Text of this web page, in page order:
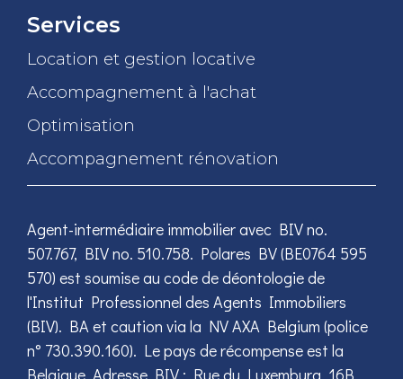
Services
Location et gestion locative
Accompagnement à l'achat
Optimisation
Accompagnement rénovation
Agent-intermédiaire immobilier avec BIV no.
507.767, BIV no. 510.758. Polares BV (BE0764 595
570) est soumise au code de déontologie de
l'Institut Professionnel des Agents Immobiliers
(BIV). BA et caution via la NV AXA Belgium (police
n° 730.390.160). Le pays de récompense est la
Belgique. Adresse BIV : Rue du Luxemburg, 16B,